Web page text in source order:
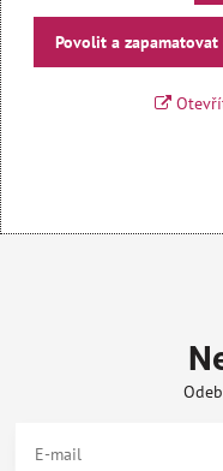
Povolit a